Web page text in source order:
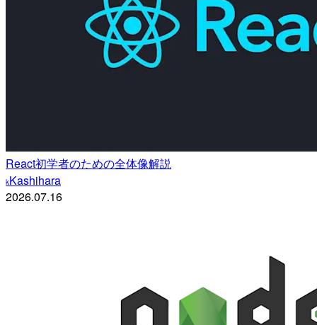
React初学者のための全体像解説
kKashihara
2026.07.16